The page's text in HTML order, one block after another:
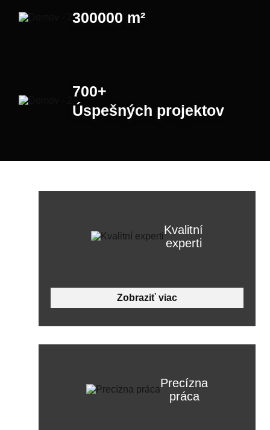
300000 m²
700+
Úspešných projektov
Kvalitní
experti
Zobraziť viac
Precízna
práca